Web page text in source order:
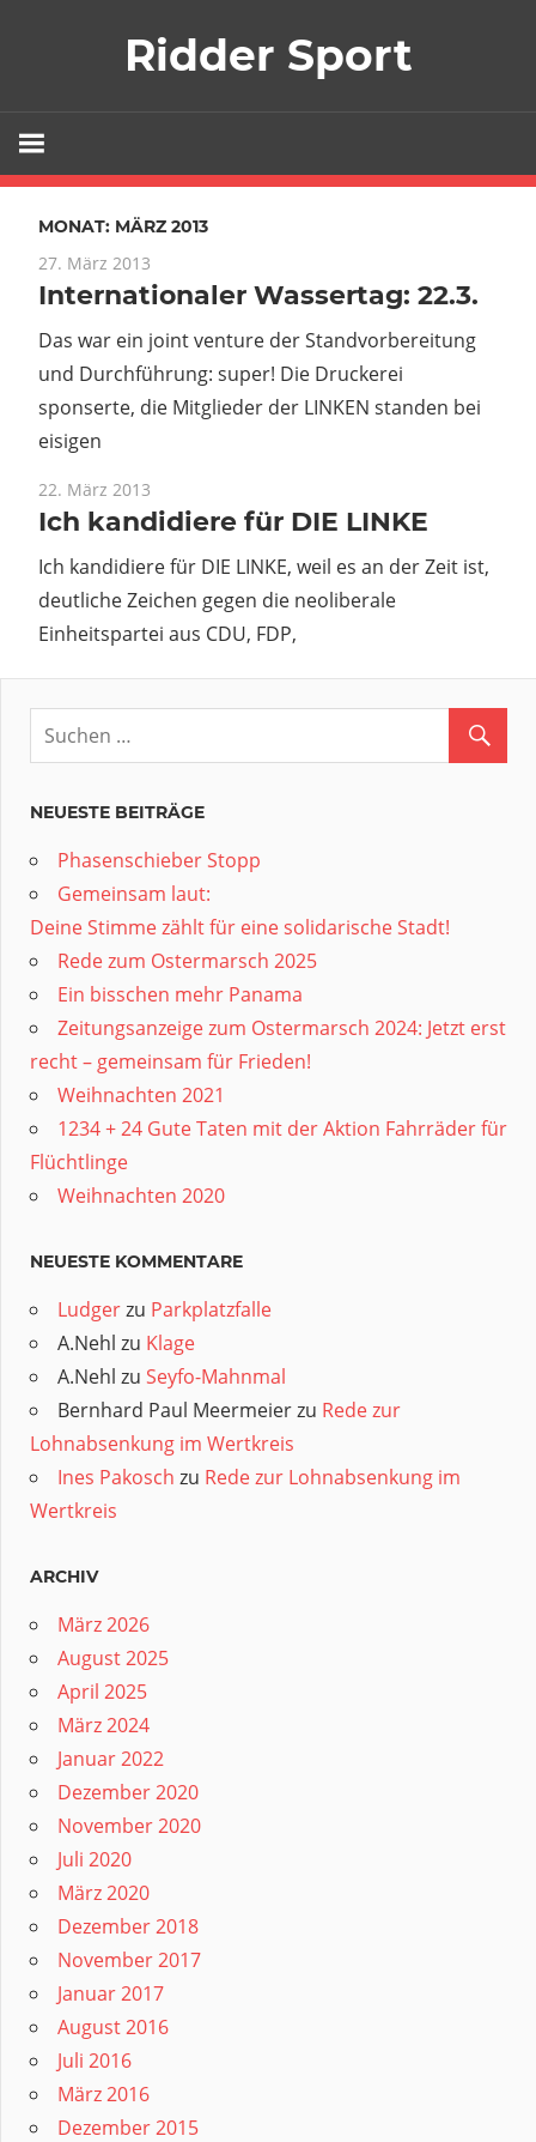
Ridder Sport
MONAT: MÄRZ 2013
27. März 2013
Internationaler Wassertag: 22.3.
Das war ein joint venture der Standvorbereitung
und Durchführung: super! Die Druckerei
sponserte, die Mitglieder der LINKEN standen bei
eisigen
22. März 2013
Ich kandidiere für DIE LINKE
Ich kandidiere für DIE LINKE, weil es an der Zeit ist,
deutliche Zeichen gegen die neoliberale
Einheitspartei aus CDU, FDP,
NEUESTE BEITRÄGE
Phasenschieber Stopp
Gemeinsam laut:
Deine Stimme zählt für eine solidarische Stadt!
Rede zum Ostermarsch 2025
Ein bisschen mehr Panama
Zeitungsanzeige zum Ostermarsch 2024: Jetzt erst
recht – gemeinsam für Frieden!
Weihnachten 2021
1234 + 24 Gute Taten mit der Aktion Fahrräder für
Flüchtlinge
Weihnachten 2020
NEUESTE KOMMENTARE
Ludgerzu Parkplatzfalle
A.Nehl zu Klage
A.Nehl zu Seyfo-Mahnmal
Bernhard Paul Meermeierzu Rede zur
Lohnabsenkung im Wertkreis
Ines Pakosch zu Rede zur Lohnabsenkung im
Wertkreis
ARCHIV
März 2026
August 2025
April 2025
März 2024
Januar 2022
Dezember 2020
November 2020
Juli 2020
März 2020
Dezember 2018
November 2017
Januar 2017
August 2016
Juli 2016
März 2016
Dezember 2015